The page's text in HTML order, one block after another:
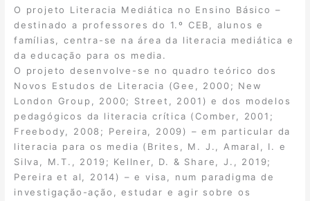
O projeto Literacia Mediática no Ensino Básico –
destinado a professores do 1.º CEB, alunos e
famílias, centra-se na área da literacia mediática e
da educação para os media.
O projeto desenvolve-se no quadro teórico dos
Novos Estudos de Literacia (Gee, 2000; New
London Group, 2000; Street, 2001) e dos modelos
pedagógicos da literacia crítica (Comber, 2001;
Freebody, 2008; Pereira, 2009) – em particular da
literacia para os media (Brites, M. J., Amaral, I. e
Silva, M.T., 2019; Kellner, D. & Share, J., 2019;
Pereira et al, 2014) – e visa, num paradigma de
investigação-ação, estudar e agir sobre os